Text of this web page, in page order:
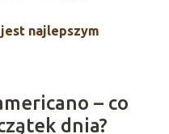
najlepszym
– co
dnia?